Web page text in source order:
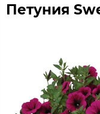
Петуния